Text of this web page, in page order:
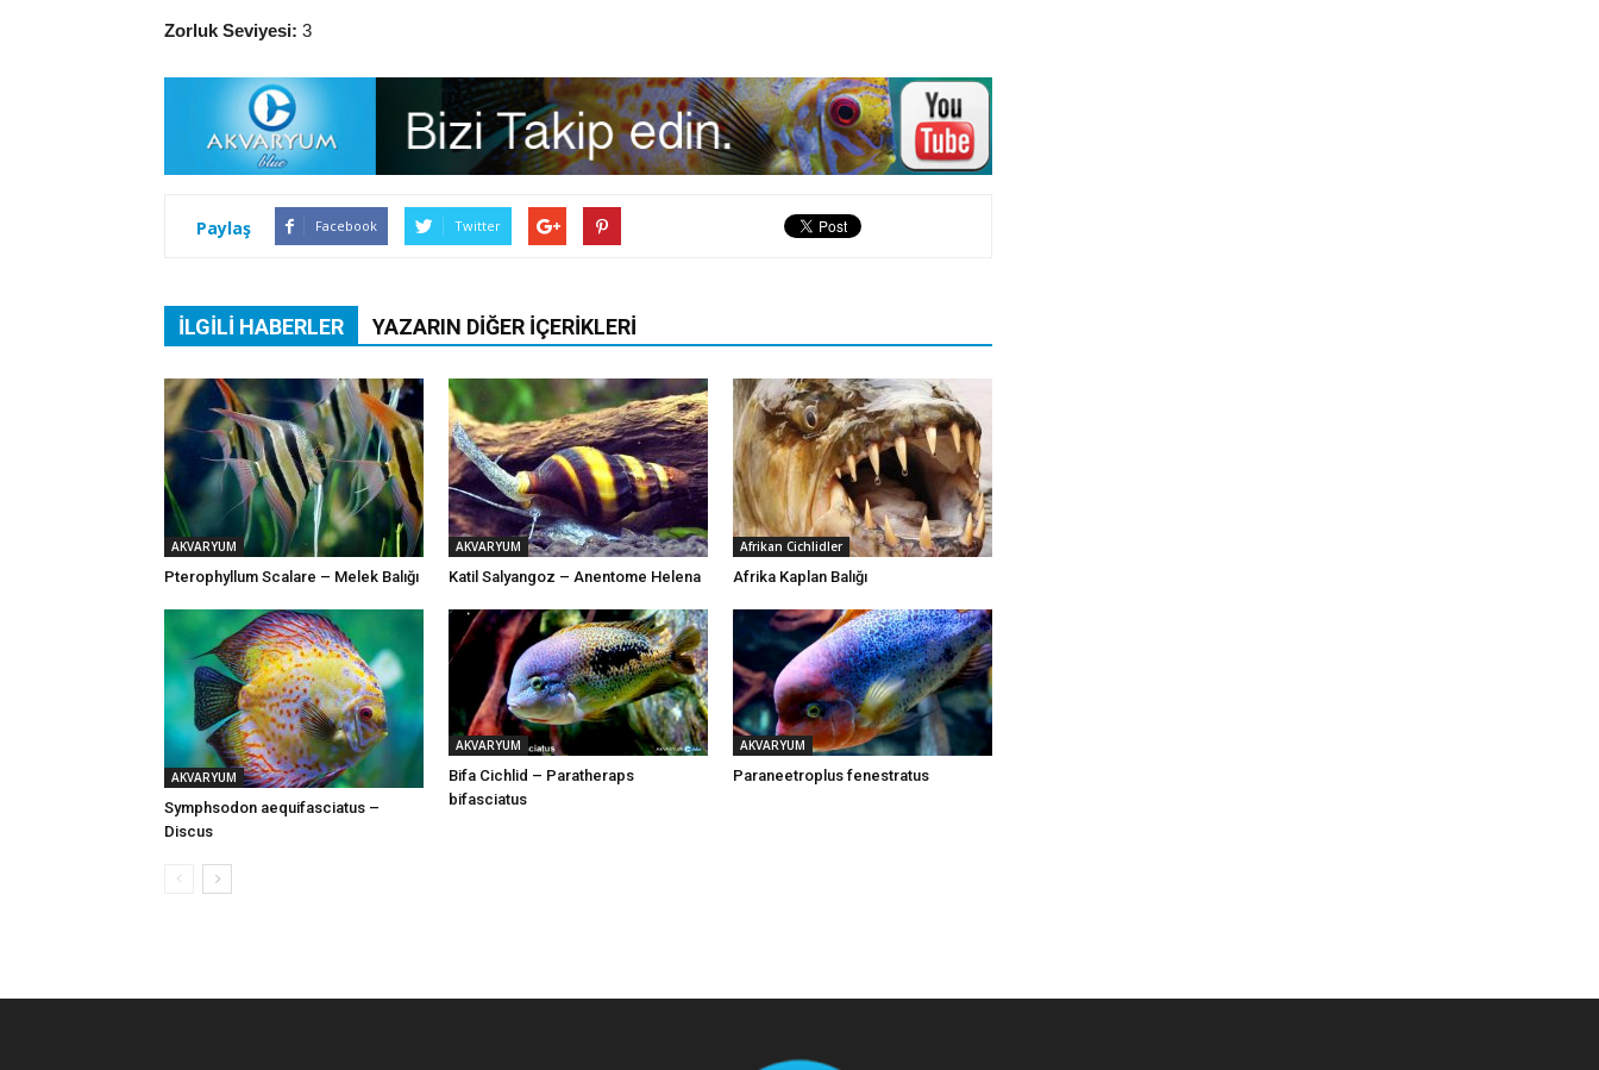
Zorluk Seviyesi: 3
Paylaş Facebook Twitter
İLGILI HABERLER YAZARIN DIĞER İÇERIKLERI
AKVARYUM
Pterophyllum Scalare – Melek Balığı
AKVARYUM
Katil Salyangoz – Anentome Helena
Afrikan Cichlidler
Afrika Kaplan Balığı
AKVARYUM
Symphsodon aequifasciatus –
Discus
AKVARYUM
Bifa Cichlid – Paratheraps
bifasciatus
AKVARYUM
Paraneetroplus fenestratus